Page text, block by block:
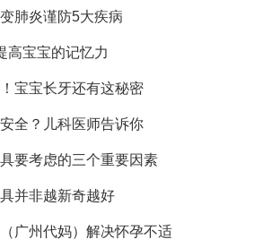
肺炎谨防5大疾病
高宝宝的记忆力
宝宝长牙还有这秘密
全？儿科医师告诉你
要考虑的三个重要因素
并非越新奇越好
广州代妈）解决怀孕不适